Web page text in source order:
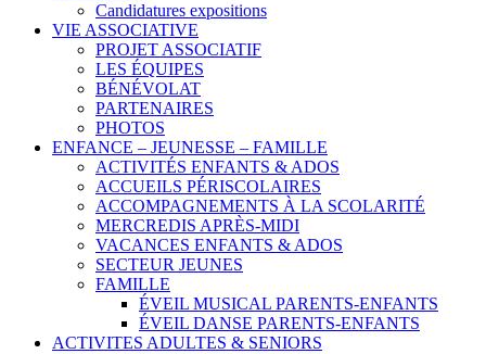
Candidatures expositions
VIE ASSOCIATIVE
PROJET ASSOCIATIF
LES ÉQUIPES
BÉNÉVOLAT
PARTENAIRES
PHOTOS
ENFANCE – JEUNESSE – FAMILLE
ACTIVITÉS ENFANTS & ADOS
ACCUEILS PÉRISCOLAIRES
ACCOMPAGNEMENTS À LA SCOLARITÉ
MERCREDIS APRÈS-MIDI
VACANCES ENFANTS & ADOS
SECTEUR JEUNES
FAMILLE
ÉVEIL MUSICAL PARENTS-ENFANTS
ÉVEIL DANSE PARENTS-ENFANTS
ACTIVITES ADULTES & SENIORS